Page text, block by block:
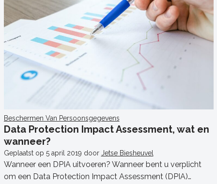
Beschermen Van Persoonsgegevens
Data Protection Impact Assessment, wat en
wanneer?
Geplaatst op 5 april 2019 door Jetse Biesheuvel
Wanneer een DPIA uitvoeren? Wanneer bent u verplicht
om een Data Protection Impact Assessment (DPIA)…